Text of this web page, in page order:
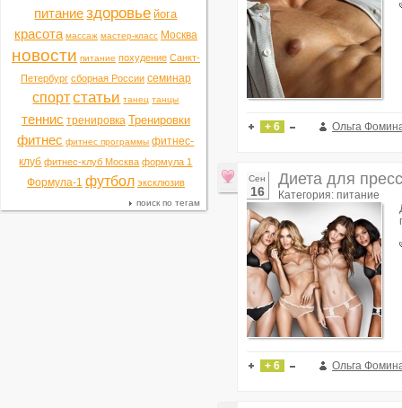
+ 6 Ольга
Сен
16
Диета для
Категория: питание
+ 6 Ольга
питание здоровье йога
красота массаж мастер-класс Москва
новости питание похудение Санкт-
Петербург сборная России семинар
спорт статьи танец танцы
теннис тренировка Тренировки
фитнес фитнес программы фитнес-
клуб фитнес-клуб Москва формула 1
Формула-1 футбол эксклюзив
поиск по тегам